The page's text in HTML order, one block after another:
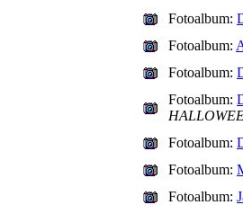
Fotoalbum:
Fotoalbum:
Fotoalbum:
Fotoalbum:
Fotoalbum:
Fotoalbum:
Fotoalbum: